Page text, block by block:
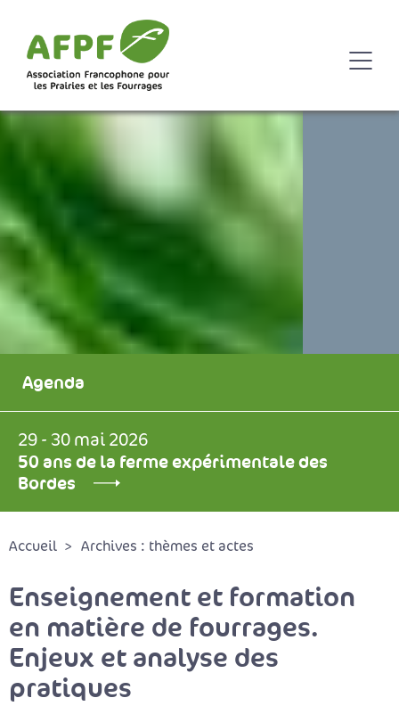
Agenda
29 - 30 mai 2026
50 ans de la ferme expérimentale des
Bordes
Accueil Archives : thèmes et actes
Enseignement et formation
en matière de fourrages.
Enjeux et analyse des
pratiques